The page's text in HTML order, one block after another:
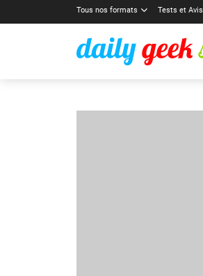
Tous nos formats Tests et Avis